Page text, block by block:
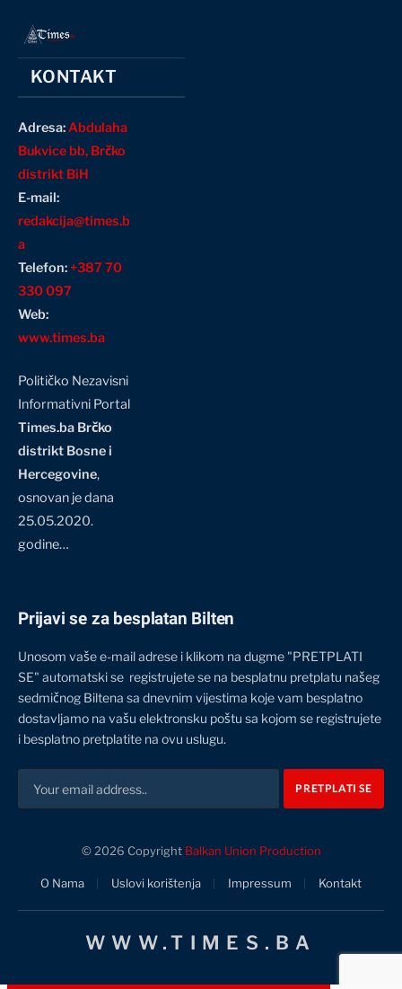
KONTAKT
Adresa:Abdulaha
Bukvice bb, Brčko
distrikt BiH
E-mail:
redakcija@times.b
a
Telefon:+387 70
330 097
Web:
www.times.ba
Političko Nezavisni
Informativni Portal
Times.ba Brčko
distrikt Bosne i
Hercegovine,
osnovan je dana
25.05.2020.
godine…
Prijavi se za besplatan Bilten
Unosom vaše e-mail adrese i klikom na dugme "PRETPLATI
SE" automatski se registrujete se na besplatnu pretplatu našeg
sedmičnog Biltena sa dnevnim vijestima koje vam besplatno
dostavljamo na vašu elektronsku poštu sa kojom se registrujete
i besplatno pretplatite na ovu uslugu.
© 2026 Copyright Balkan Union Production
O Nama Uslovi korištenja Impressum Kontakt
WWW.TIMES.BA